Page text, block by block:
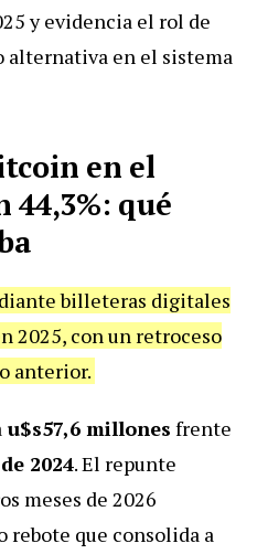
y evidencia el rol de
alternativa en el sistema
en el
44,3%: qué
billeteras digitales
2025, con un retroceso
anterior.
u$s57,6 millones frente
2024. El repunte
meses de 2026
rebote que consolida a